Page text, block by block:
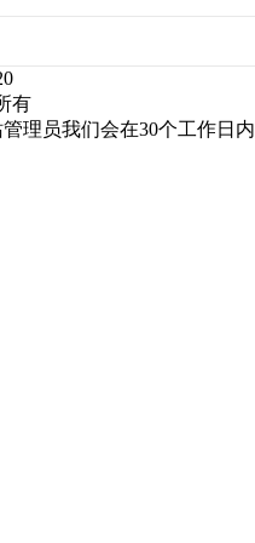
有
理员我们会在30个工作日